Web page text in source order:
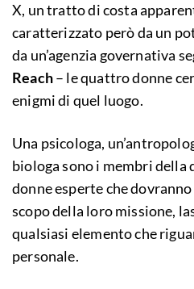
X, un tratto di costa
caratterizzato però da un
da un’agenzia governativa
Reach– le quattro donne
enigmi di quel luogo.
Una psicologa,
biologa sono i membri della
donne esperte che
scopo della loro missione,
qualsiasi elemento che
personale.